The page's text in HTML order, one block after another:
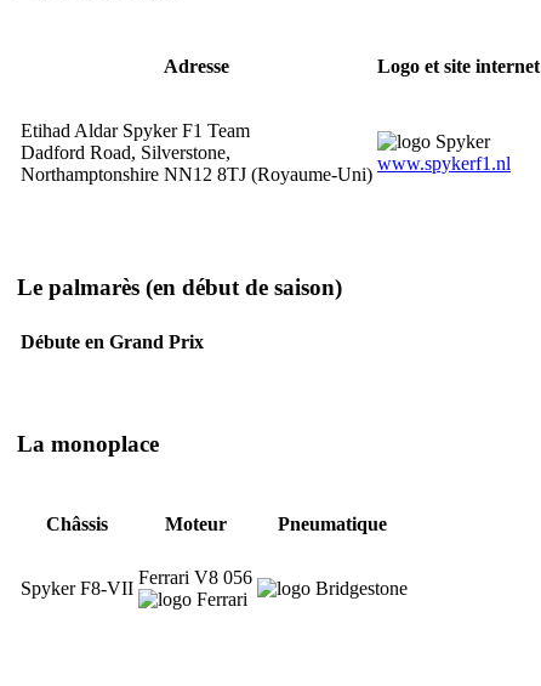
Adresse Logo et site internet
Etihad Aldar Spyker F1 Team
Dadford Road, Silverstone,
Northamptonshire NN12 8TJ (Royaume-Uni)
www.spykerf1.nl
Le palmarès (en début de saison)
Débute en Grand Prix
La monoplace
Châssis Moteur Pneumatique
Spyker F8-VII
Ferrari V8 056